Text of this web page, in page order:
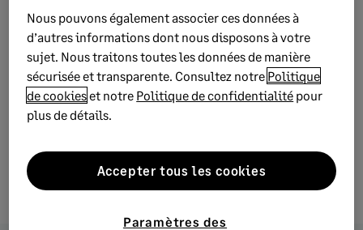
Nous pouvons également associer ces données à
d’autres informations dont nous disposons à votre
sujet. Nous traitons toutes les données de manière
sécurisée et transparente. Consultez notre Politique
de cookieset notre Politique de confidentialité pour
plus de détails.
Paramètres des
Accepter tous les cookies